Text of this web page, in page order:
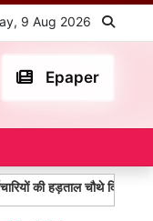
9 Aug 2026
Epaper
चौथे दिन भी जारी, मांगों पर अड़े